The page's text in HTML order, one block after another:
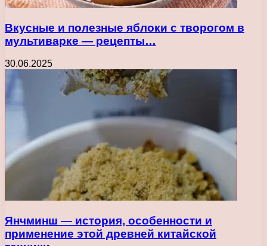
Вкусные и полезные яблоки с творогом в
мультиварке — рецепты…
30.06.2025
Янчминш — история, особенности и
применение этой древней китайской